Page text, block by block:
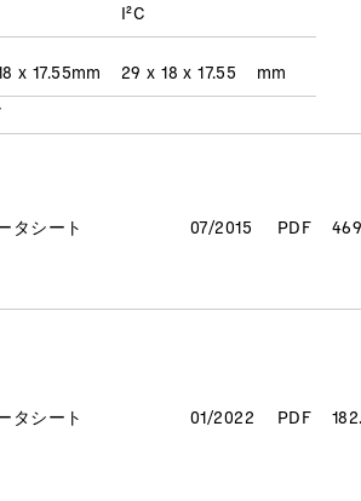
I²C
x 17.55mm 29 x 18 x 17.55 mm
タシート 07/2015 PDF
タシート 01/2022 PDF